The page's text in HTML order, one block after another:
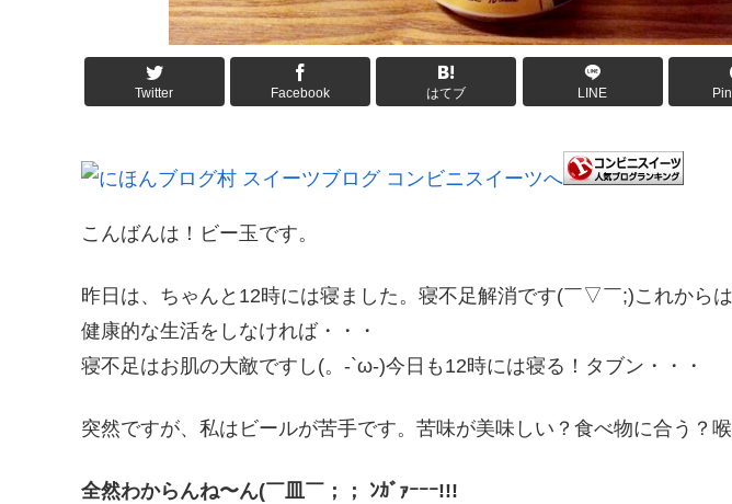
Twitter Facebook はてブ LINE
こんばんは！ビー玉です。
昨日は、ちゃんと12時には寝ました。寝不足解消です(￣▽￣;)これからは
健康的な生活をしなければ・・・
寝不足はお肌の大敵ですし(。-`ω-)今日も12時には寝る！タブン・・・
突然ですが、私はビールが苦手です。苦味が美味しい？食べ物に合う？喉
全然わからんね〜ん(￣皿￣；； ﾝｶﾞｧｰｰｰ!!!